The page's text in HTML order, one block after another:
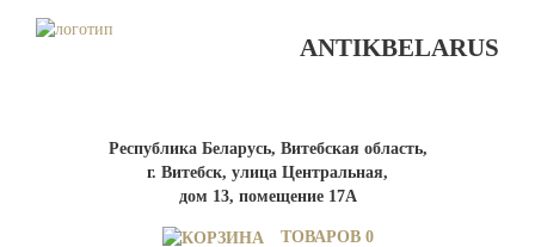
Республика Беларусь, Витебская область,
г. Витебск, улица Центральная,
дом 13, помещение 17А
ANTIKBELARUS
ТОВАРОВ 0